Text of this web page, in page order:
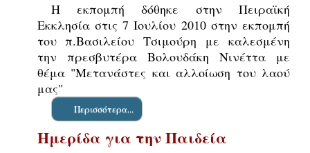
Η εκπομπή δόθηκε στην Πειραϊκή
Εκκλησία στις 7 Ιουλίου 2010 στην εκπομπή
του π.Βασιλείου Τσιμούρη με καλεσμένη
την πρεσβυτέρα Βολουδάκη Νινέττα με
θέμα "Μετανάστες και αλλοίωση του λαού
μας"
Περισσότερα...
Ημερίδα για την Παιδεία